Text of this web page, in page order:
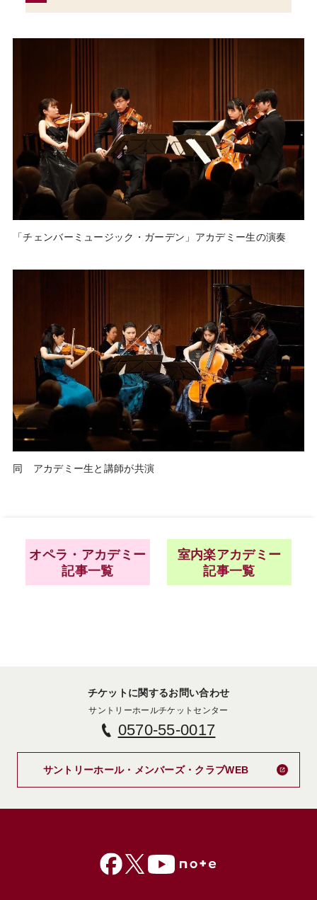
「チェンバーミュージック・ガーデン」アカデミー生の演奏
同 アカデミー生と講師が共演
オペラ・アカデミー
記事一覧
室内楽アカデミー
記事一覧
チケットに関するお問い合わせ
サントリーホールチケットセンター
0570-55-0017
サントリーホール・メンバーズ・クラブWEB